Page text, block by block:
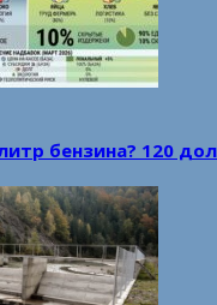
литр бензина? 120